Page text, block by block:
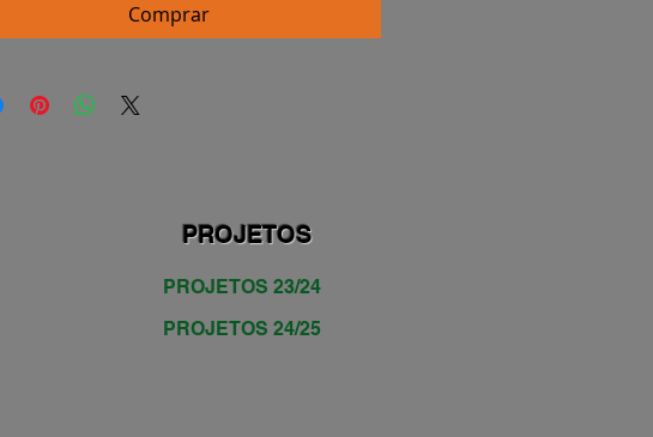
Comprar
PROJETOS
PROJETOS 23/24
PROJETOS 24/25